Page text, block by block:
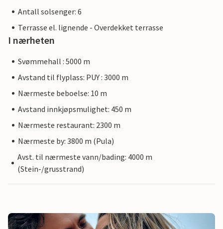
Antall solsenger: 6
Terrasse el. lignende - Overdekket terrasse
I nærheten
Svømmehall : 5000 m
Avstand til flyplass: PUY : 3000 m
Nærmeste beboelse: 10 m
Avstand innkjøpsmulighet: 450 m
Nærmeste restaurant: 2300 m
Nærmeste by: 3800 m (Pula)
Avst. til nærmeste vann/bading: 4000 m
(Stein-/grusstrand)